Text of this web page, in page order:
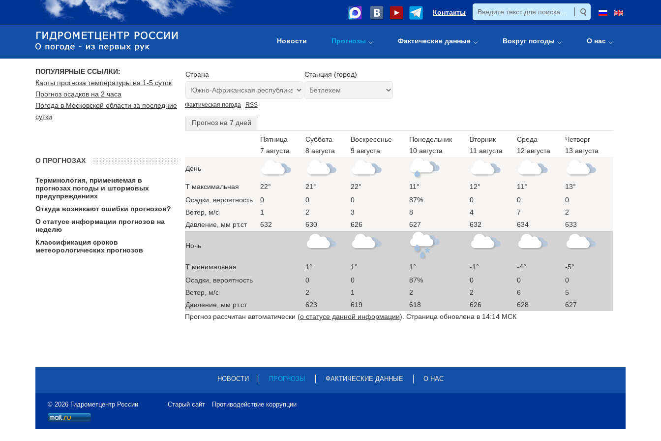
Контакты
Новости Прогнозы Фактические данные Вокруг погоды О нас
Страна Станция (город)
Фактическая погода RSS
Прогноз на 7 дней
Пятница
7 августа
Суббота
8 августа
Воскресенье
9 августа
Понедельник
10 августа
Вторник
11 августа
Среда
12 августа
Четверг
13 августа
День
T максимальная 22° 21° 22° 11° 12° 11°
13°
Осадки, вероятность
0 0 0 87% 0 0
0
Ветер, м/с
1 2 3 8 4 7
2
Давление, мм рт.ст
632 630 626 627 632 634 633
Ночь
T минимальная 1° 1° 1° -1° -4°
-5°
Осадки, вероятность
0 0 87% 0 0
0
Ветер, м/с
2 1 2 2 6
5
Давление, мм рт.ст
623 619 618 626 628
627
Прогноз рассчитан автоматически (о статусе данной информации). Страница обновлена в 14:14 МСК
ПОПУЛЯРНЫЕ ССЫЛКИ:
Карты прогноза температуры на 1-5 суток
Прогноз осадков на 2 часа
Погода в Московской области за последние
сутки
О ПРОГНОЗАХ
Терминология, применяемая в
прогнозах погоды и штормовых
предупреждениях
Откуда возникают ошибки прогнозов?
О статусе информации прогнозов на
неделю
Классификация сроков
метеорологических прогнозов
НОВОСТИ ПРОГНОЗЫ ФАКТИЧЕСКИЕ ДАННЫЕ О НАС
© 2026 Гидрометцентр России Старый сайт Противодействие коррупции